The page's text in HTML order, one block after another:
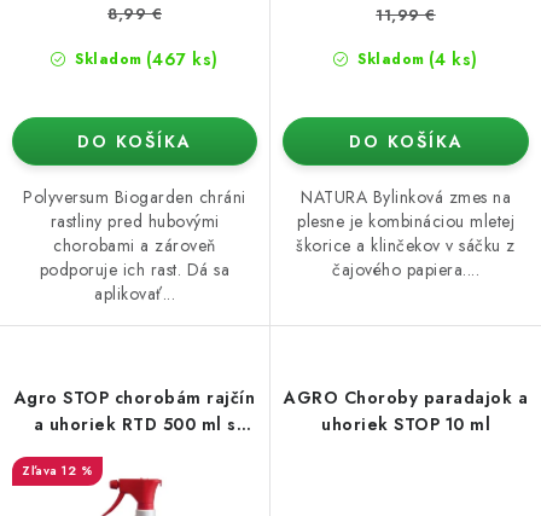
Skladom (467 ks)
8,99 €
DO KOŠÍKA
Polyversum Biogarden chráni
rastliny pred hubovými
chorobami a zároveň
podporuje ich rast. Dá sa
aplikovať...
Skladom (4 ks)
11,99 €
DO KOŠÍKA
NATURA Bylinková zmes na
plesne je kombináciou mletej
škorice a klinčekov v sáčku z
čajového papiera....
Agro STOP chorobám rajčín
a uhoriek RTD 500 ml s
12 %
AGRO Choroby paradajok a
uhoriek STOP 10 ml